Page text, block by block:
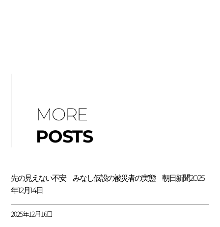
MORE
POSTS
先の見えない不安 みなし仮設の被災者の実態 朝日新聞2025
年12月14日
2025年12月16日